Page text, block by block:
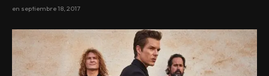
en septiembre 18, 2017